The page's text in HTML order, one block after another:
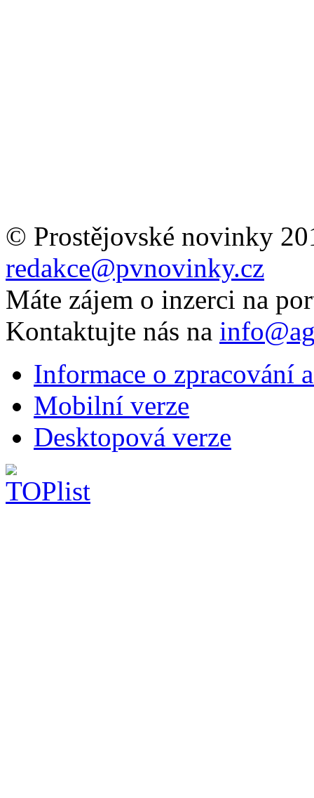
© Prostějovské novinky
redakce@pvnovinky.cz
Máte zájem o inzerci na
Kontaktujte nás na
Informace o zpracování
Mobilní verze
Desktopová verze